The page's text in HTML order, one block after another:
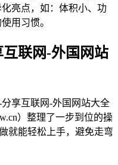
亮点，如：体积小、功
用习惯。
联网-外国网站
享互联网-外国网站大全
）整理了一步到位的操
就能轻松上手，避免走弯